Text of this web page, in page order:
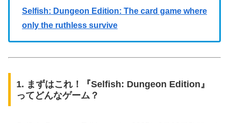
Selfish: Dungeon Edition: The card game where
only the ruthless survive
1. まずはこれ！『Selfish: Dungeon Edition』
ってどんなゲーム？